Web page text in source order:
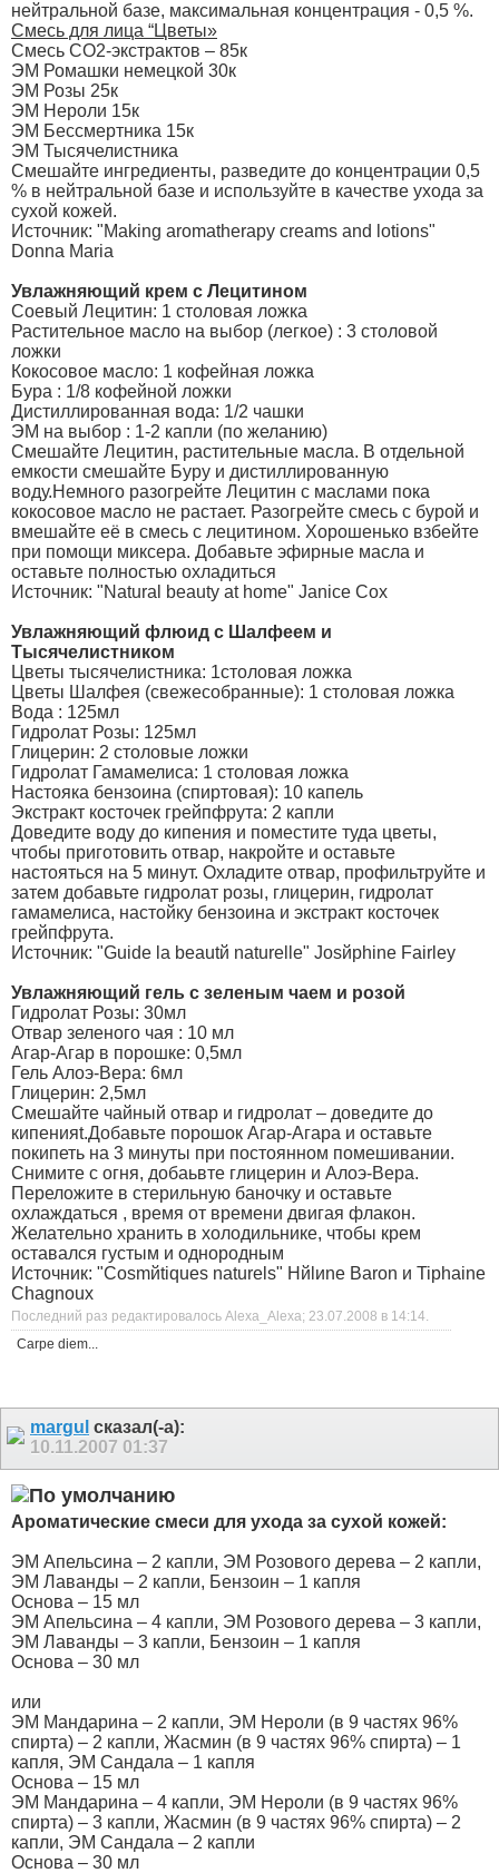
нейтральной базе, максимальная концентрация - 0,5 %.
Смесь для лица “Цветы»
Смесь CO2-экстрактов – 85к
ЭМ Ромашки немецкой 30к
ЭМ Розы 25к
ЭМ Нероли 15к
ЭМ Бессмертника 15к
ЭМ Тысячелистника
Смешайте ингредиенты, разведите до концентрации 0,5
% в нейтральной базе и используйте в качестве ухода за
сухой кожей.
Источник: "Making aromatherapy creams and lotions"
Donna Maria
Увлажняющий крем с Лецитином
Соевый Лецитин: 1 столовая ложка
Растительное масло на выбор (легкое) : 3 столовой
ложки
Кокосовое масло: 1 кофейная ложка
Бура : 1/8 кофейной ложки
Дистиллированная вода: 1/2 чашки
ЭМ на выбор : 1-2 капли (по желанию)
Смешайте Лецитин, растительные масла. В отдельной
емкости смешайте Буру и дистиллированную
воду.Немного разогрейте Лецитин с маслами пока
кокосовое масло не растает. Разогрейте смесь с бурой и
вмешайте её в смесь с лецитином. Хорошенько взбейте
при помощи миксера. Добавьте эфирные масла и
оставьте полностью охладиться
Источник: "Natural beauty at home" Janice Cox
Увлажняющий флюид с Шалфеем и
Тысячелистником
Цветы тысячелистника: 1столовая ложка
Цветы Шалфея (свежесобранные): 1 столовая ложка
Вода : 125мл
Гидролат Розы: 125мл
Глицерин: 2 столовые ложки
Гидролат Гамамелиса: 1 столовая ложка
Настояка бензоина (спиртовая): 10 капель
Экстракт косточек грейпфрута: 2 капли
Доведите воду до кипения и поместите туда цветы,
чтобы приготовить отвар, накройте и оставьте
настояться на 5 минут. Охладите отвар, профильтруйте и
затем добавьте гидролат розы, глицерин, гидролат
гамамелиса, настойку бензоина и экстракт косточек
грейпфрута.
Источник: "Guide la beautй naturelle" Josйphine Fairley
Увлажняющий гель с зеленым чаем и розой
Гидролат Розы: 30мл
Отвар зеленого чая : 10 мл
Агар-Агар в порошке: 0,5мл
Гель Алоэ-Вера: 6мл
Глицерин: 2,5мл
Смешайте чайный отвар и гидролат – доведите до
кипенияt.Добавьте порошок Агар-Агара и оставьте
покипеть на 3 минуты при постоянном помешивании.
Снимите с огня, добаьвте глицерин и Алоэ-Вера.
Переложите в стерильную баночку и оставьте
охлаждаться , время от времени двигая флакон.
Желательно хранить в холодильнике, чтобы крем
оставался густым и однородным
Источник: "Cosmйtiques naturels" Hйlиne Baron и Tiphaine
Chagnoux
Последний раз редактировалось Alexa_Alexa; 23.07.2008 в 14:14
Carpe diem...
margul сказал(-а):
10.11.2007 01:37
Ароматические смеси для ухода за сухой кожей:
ЭМ Апельсина – 2 капли, ЭМ Розового дерева – 2 капли,
ЭМ Лаванды – 2 капли, Бензоин – 1 капля
Основа – 15 мл
ЭМ Апельсина – 4 капли, ЭМ Розового дерева – 3 капли,
ЭМ Лаванды – 3 капли, Бензоин – 1 капля
Основа – 30 мл
или
ЭМ Мандарина – 2 капли, ЭМ Нероли (в 9 частях 96%
спирта) – 2 капли, Жасмин (в 9 частях 96% спирта) – 1
капля, ЭМ Сандала – 1 капля
Основа – 15 мл
ЭМ Мандарина – 4 капли, ЭМ Нероли (в 9 частях 96%
спирта) – 3 капли, Жасмин (в 9 частях 96% спирта) – 2
капли, ЭМ Сандала – 2 капли
Основа – 30 мл